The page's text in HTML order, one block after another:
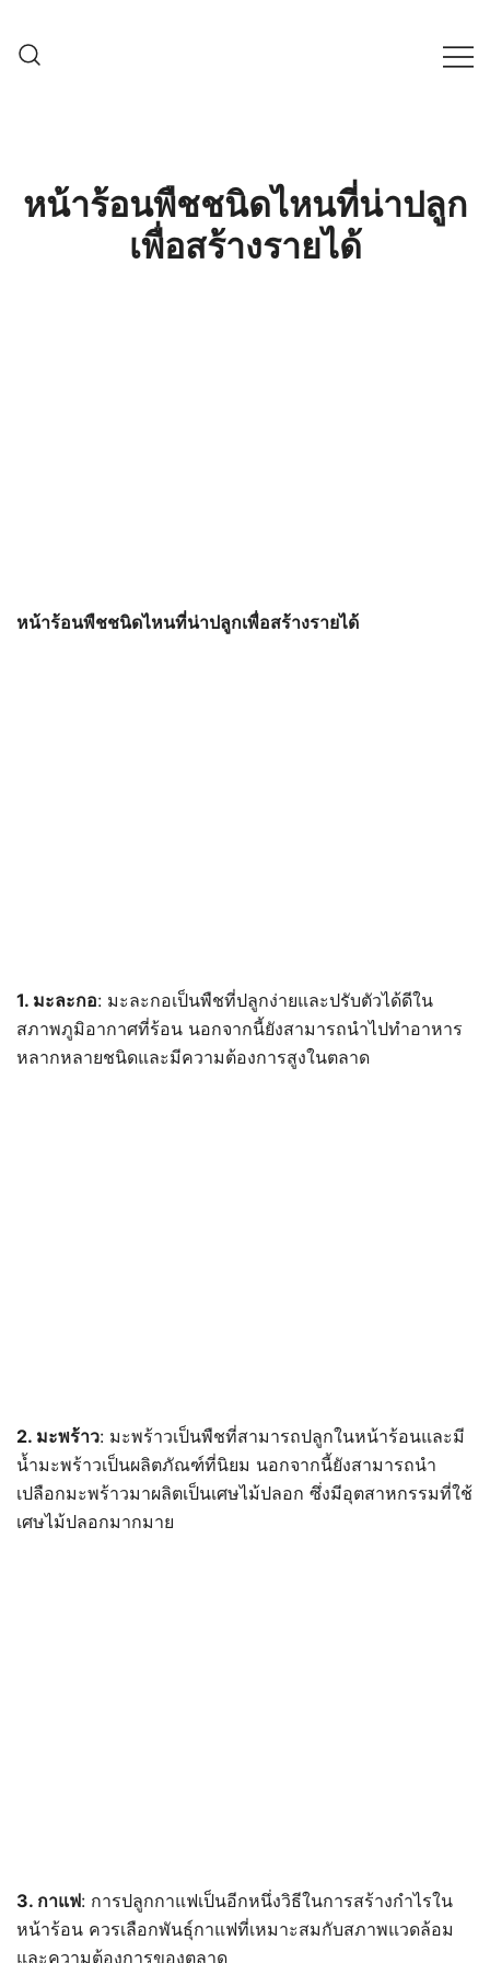
content
พร้อมดูแลพืชอย่างครบวงจร
หน้าร้อนพืชชนิดไหนที่น่าปลูก
เพื่อสร้างรายได้
หน้าร้อนพืชชนิดไหนที่น่าปลูกเพื่อสร้างรายได้
1. มะละกอ: มะละกอเป็นพืชที่ปลูกง่ายและปรับตัวได้ดีใน
สภาพภูมิอากาศที่ร้อน นอกจากนี้ยังสามารถนำไปทำอาหาร
หลากหลายชนิดและมีความต้องการสูงในตลาด
2. มะพร้าว: มะพร้าวเป็นพืชที่สามารถปลูกในหน้าร้อนและมี
น้ำมะพร้าวเป็นผลิตภัณฑ์ที่นิยม นอกจากนี้ยังสามารถนำ
เปลือกมะพร้าวมาผลิตเป็นเศษไม้ปลอก ซึ่งมีอุตสาหกรรมที่ใช้
เศษไม้ปลอกมากมาย
3. กาแฟ: การปลูกกาแฟเป็นอีกหนึ่งวิธีในการสร้างกำไรใน
หน้าร้อน ควรเลือกพันธุ์กาแฟที่เหมาะสมกับสภาพแวดล้อม
และความต้องการของตลาด